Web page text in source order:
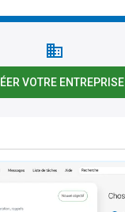
VOTRE ENTREPRISE